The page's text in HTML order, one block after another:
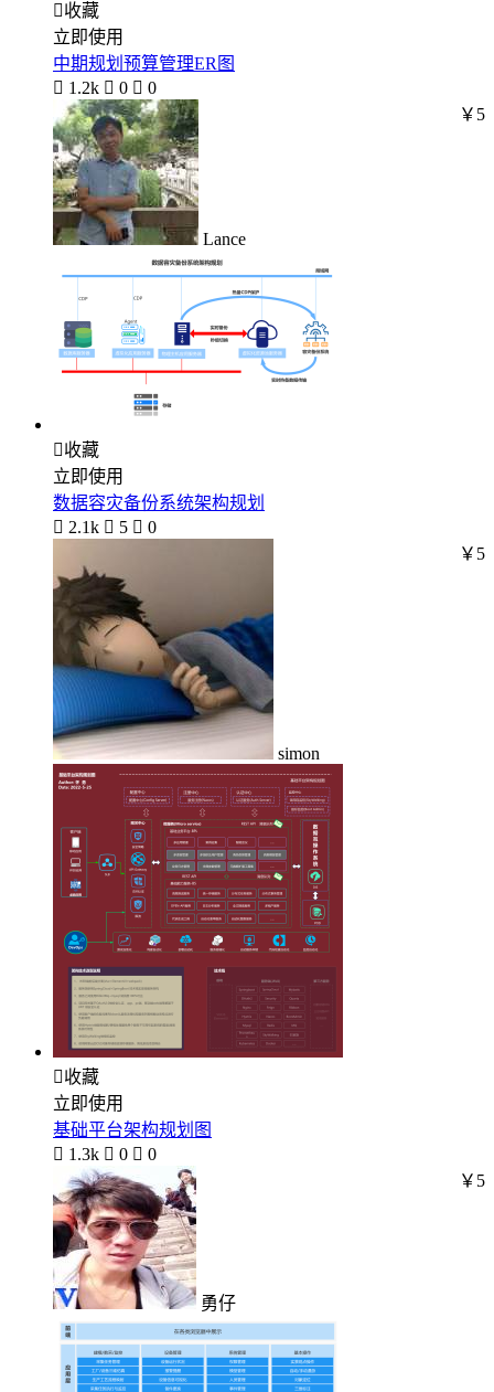
收藏
立即使用
中期规划预算管理ER图
 1.2k  0  0
Lance
￥5
收藏
立即使用
数据容灾备份系统架构规划
 2.1k  5  0
simon
￥5
收藏
立即使用
基础平台架构规划图
 1.3k  0  0
勇仔
￥5